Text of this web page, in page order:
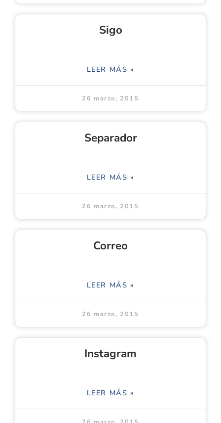
Sigo
LEER MÁS »
26 marzo, 2015
Separador
LEER MÁS »
26 marzo, 2015
Correo
LEER MÁS »
26 marzo, 2015
Instagram
LEER MÁS »